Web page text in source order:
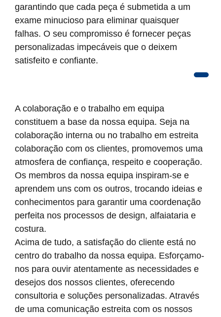
garantindo que cada peça é submetida a um
exame minucioso para eliminar quaisquer
falhas. O seu compromisso é fornecer peças
personalizadas impecáveis que o deixem
satisfeito e confiante.
A colaboração e o trabalho em equipa
constituem a base da nossa equipa. Seja na
colaboração interna ou no trabalho em estreita
colaboração com os clientes, promovemos uma
atmosfera de confiança, respeito e cooperação.
Os membros da nossa equipa inspiram-se e
aprendem uns com os outros, trocando ideias e
conhecimentos para garantir uma coordenação
perfeita nos processos de design, alfaiataria e
costura.
Acima de tudo, a satisfação do cliente está no
centro do trabalho da nossa equipa. Esforçamo-
nos para ouvir atentamente as necessidades e
desejos dos nossos clientes, oferecendo
consultoria e soluções personalizadas. Através
de uma comunicação estreita com os nossos